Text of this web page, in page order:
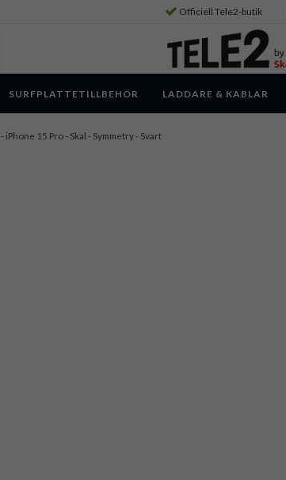
Officiell Tele2-butik
SURFPLATTETILLBEHÖR LADDARE & KABLAR
- iPhone 15 Pro - Skal - Symmetry - Svart